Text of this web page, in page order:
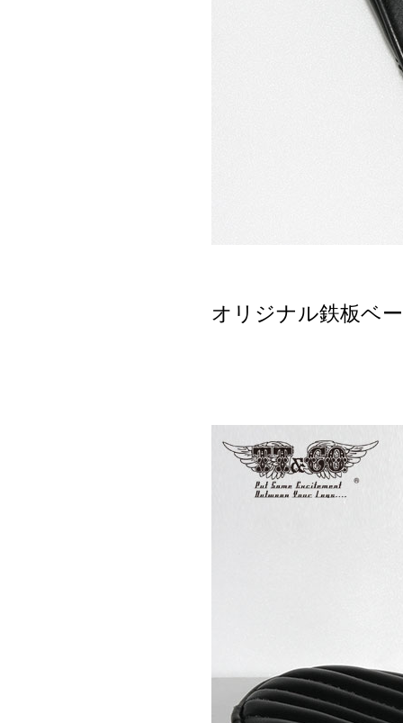
オリジナル鉄板ベ